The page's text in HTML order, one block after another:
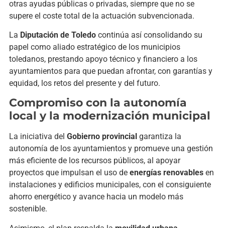
otras ayudas públicas o privadas, siempre que no se
supere el coste total de la actuación subvencionada.
La Diputación de Toledocontinúa así consolidando su
papel como aliado estratégico de los municipios
toledanos, prestando apoyo técnico y financiero a los
ayuntamientos para que puedan afrontar, con garantías y
equidad, los retos del presente y del futuro.
Compromiso con la autonomía
local y la modernización municipal
La iniciativa del Gobierno provincial garantiza la
autonomía de los ayuntamientos y promueve una gestión
más eficiente de los recursos públicos, al apoyar
proyectos que impulsan el uso de energías renovablesen
instalaciones y edificios municipales, con el consiguiente
ahorro energético y avance hacia un modelo más
sostenible.